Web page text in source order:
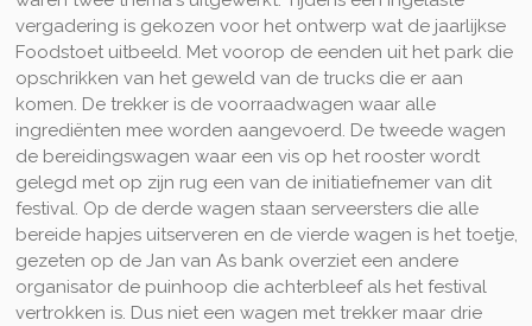
vergadering is gekozen voor het ontwerp wat de jaarlijkse
Foodstoet uitbeeld. Met voorop de eenden uit het park die
opschrikken van het geweld van de trucks die er aan
komen. De trekker is de voorraadwagen waar alle
ingrediënten mee worden aangevoerd. De tweede wagen
de bereidingswagen waar een vis op het rooster wordt
gelegd met op zijn rug een van de initiatiefnemer van dit
festival. Op de derde wagen staan serveersters die alle
bereide hapjes uitserveren en de vierde wagen is het toetje,
gezeten op de Jan van As bank overziet een andere
organisator de puinhoop die achterbleef als het festival
vertrokken is. Dus niet een wagen met trekker maar drie